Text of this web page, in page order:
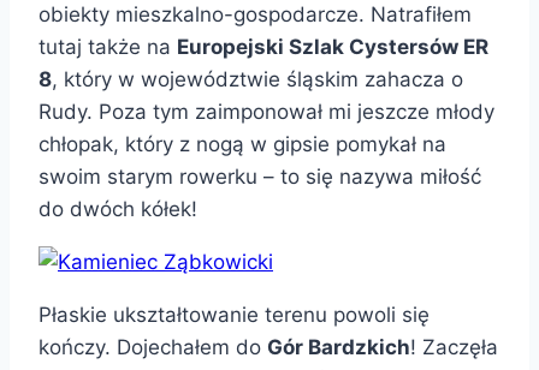
obiekty mieszkalno-gospodarcze. Natrafiłem
tutaj także na Europejski Szlak Cystersów ER
8, który w województwie śląskim zahacza o
Rudy. Poza tym zaimponował mi jeszcze młody
chłopak, który z nogą w gipsie pomykał na
swoim starym rowerku – to się nazywa miłość
do dwóch kółek!
Płaskie ukształtowanie terenu powoli się
kończy. Dojechałem do Gór Bardzkich! Zaczęła